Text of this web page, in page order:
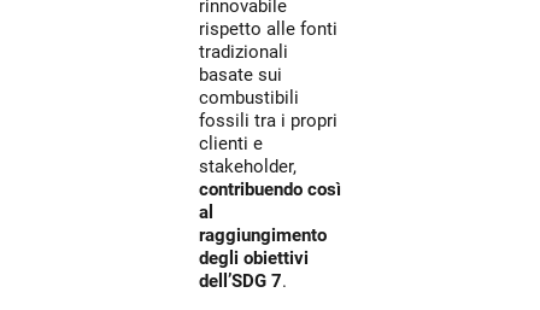
rinnovabile
rispetto alle fonti
tradizionali
basate sui
combustibili
fossili tra i propri
clienti e
stakeholder,
contribuendo così
al
raggiungimento
degli obiettivi
dell’SDG 7.